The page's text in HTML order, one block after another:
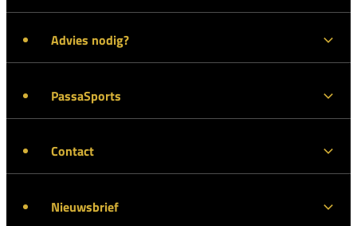
Advies nodig?
PassaSports
Contact
Nieuwsbrief